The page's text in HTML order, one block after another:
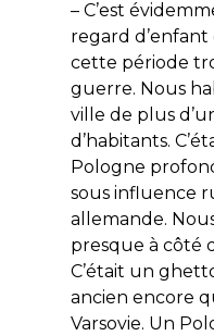
– C’est
regard d’enfant
cette période
guerre. Nous
ville de plus
d’habitants.
Pologne
sous influence
allemande.
presque à côté
C’était un
ancien encore
Varsovie. Un